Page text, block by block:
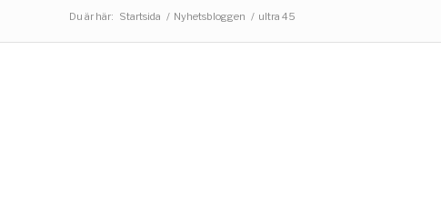
Du är här: Startsida / Nyhetsbloggen / ultra 45